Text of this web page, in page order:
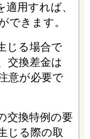
適用すれば、
できます。
じる場合で
交換差金は
意が必要で
交換特例の要
じる際の取